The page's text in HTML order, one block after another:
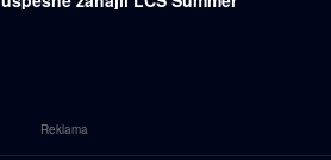
Reklama